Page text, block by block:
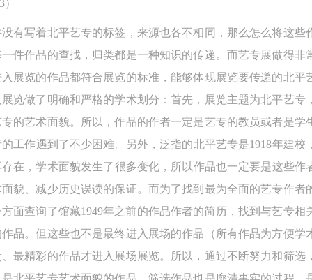
有写着北平艺专的标签，来源也各不相同，那么怎么将这
件作品的查找，归类都是一种知识的传递。而艺专展做得
展览的作品都符合展览的标准，能够体现展览要传递的北
览做了明确和严格的学术划分：首先，展览主题为北平艺
的艺术面貌。所以，作品的作者一定是艺专的教员或者是
工作遇到了不少困难。另外，泛指的北平艺专是1918年建
在，学术面貌发生了很多变化，所以作品也一定要是这些作
貌、减少历史误读的保证。而为了找到最为全面的艺专作
面查询了馆藏1949年之前的作品作者的简历，找到与艺专
品。但这些也不是最终进入展场的作品（所有作品为方便
最精彩的作品才进入展场展览。所以，通过不断努力和筛
第二条
参加本次活动者必须遵守中华人民共和国的相关法
和社会公德规范，并应该具备以人为本、团结友爱、
良好品质。
第三条
安全保险。活动中一旦出现事故，活动中任何非事
担人身事故的任何责任，但有互相援助的义务。参
动的组织实施救援工作，但对事故本身不承担任何法
第二条
参加本次活动者必须遵守中华人民共和国的相关法
和社会公德规范，并应该具备以人为本、团结友爱、
良好品质。
第三条
安全保险。活动中一旦出现事故，活动中任何非事
担人身事故的任何责任，但有互相援助的义务。参
动的组织实施救援工作，但对事故本身不承担任何法
第二条
参加本次活动者必须遵守中华人民共和国的相关法
和社会公德规范，并应该具备以人为本、团结友爱、
良好品质。
第三条
安全保险。活动中一旦出现事故，活动中任何非事
担人身事故的任何责任，但有互相援助的义务。参
动的组织实施救援工作，但对事故本身不承担任何法